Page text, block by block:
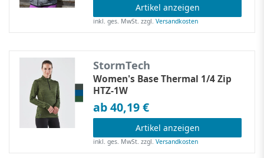
Artikel anzeigen
inkl. ges. MwSt. zzgl.Versandkosten
StormTech
Women's Base Thermal 1/4 Zip
HTZ-1W
ab 40,19 €
Artikel anzeigen
inkl. ges. MwSt. zzgl.Versandkosten